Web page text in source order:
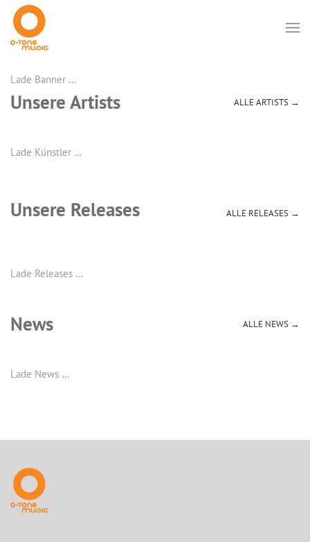
Lade Banner …
Unsere Artists ALLE ARTISTS →
Lade Künstler …
Unsere Releases ALLE RELEASES →
Lade Releases …
News ALLE NEWS →
Lade News …